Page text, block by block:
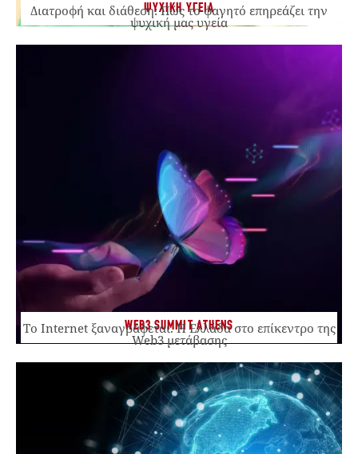
ΨΥΧΙΚΗ ΥΓΕΙΑ
Διατροφή και διάθεση: Πώς το φαγητό επηρεάζει την
ψυχική μας υγεία
WEB3 SUMMIT ATHENS
Το Internet ξαναγράφεται. Η Ελλάδα στο επίκεντρο της
Web3 μετάβασης